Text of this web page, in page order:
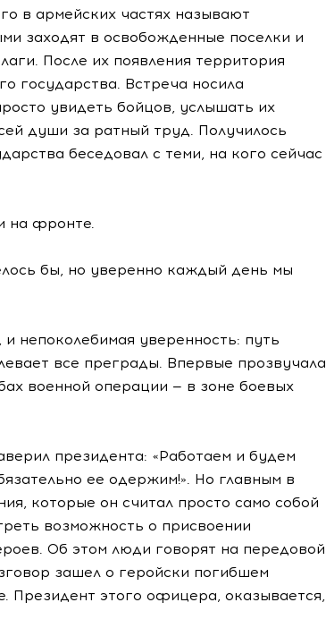
в армейских частях называют
заходят в освобожденные поселки и
После их появления территория
государства. Встреча носила
увидеть бойцов, услышать их
души за ратный труд. Получилось
беседовал с теми, на кого сейчас
на фронте.
бы, но уверенно каждый день мы
непоколебимая уверенность: путь
все преграды. Впервые прозвучала
военной операции — в зоне боевых
президента: «Работаем и будем
ее одержим!». Но главным в
которые он считал просто само собой
возможность о присвоении
Об этом люди говорят на передовой,
зашел о геройски погибшем
Президент этого офицера, оказывается,